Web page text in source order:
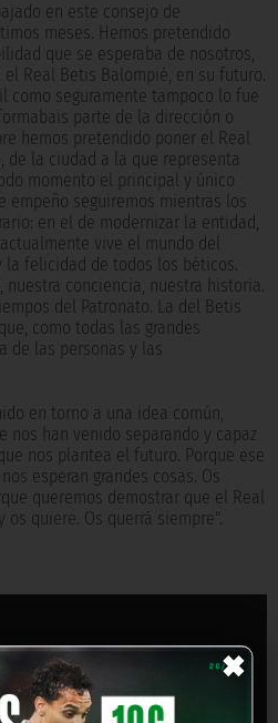
×
en este consejo de
meses. Hemos pretendido
que se esperaba de nosotros,
Real Betis Balompié, en su futuro.
como seguramente tampoco lo fue
parte de la dirección o
hemos pretendido poner el Real
de la ciudad a la que representa
momento el principal y único
empeño seguiremos mientras los
en el de modernizar la entidad,
vive el mundo del
la felicidad de todos los béticos.
nuestra conciencia, nuestra historia.
del Patronato. La del Betis
como todas las grandes
de las personas y las
en torno a una idea común,
nos han venido separando y capaz
nos plantea el futuro. Porque ese
esperan grandes cosas. Os
queremos demostrar que el Real
quiere. Os querrá siempre".